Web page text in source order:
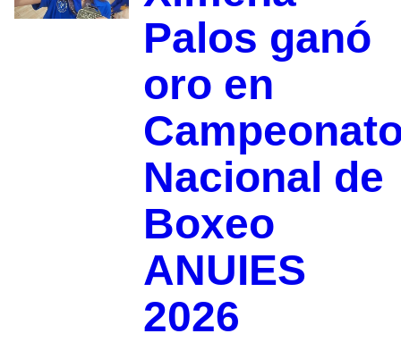
Palos ganó
oro en
Nacional de
Boxeo
ANUIES
2026